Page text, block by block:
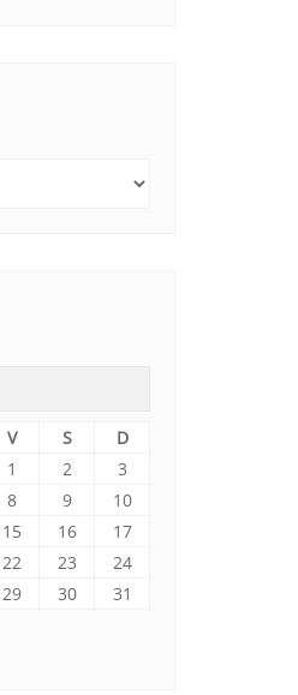
V S
D
1
2
3
8 9
10
15 16
17
22 23
24
29 30 31